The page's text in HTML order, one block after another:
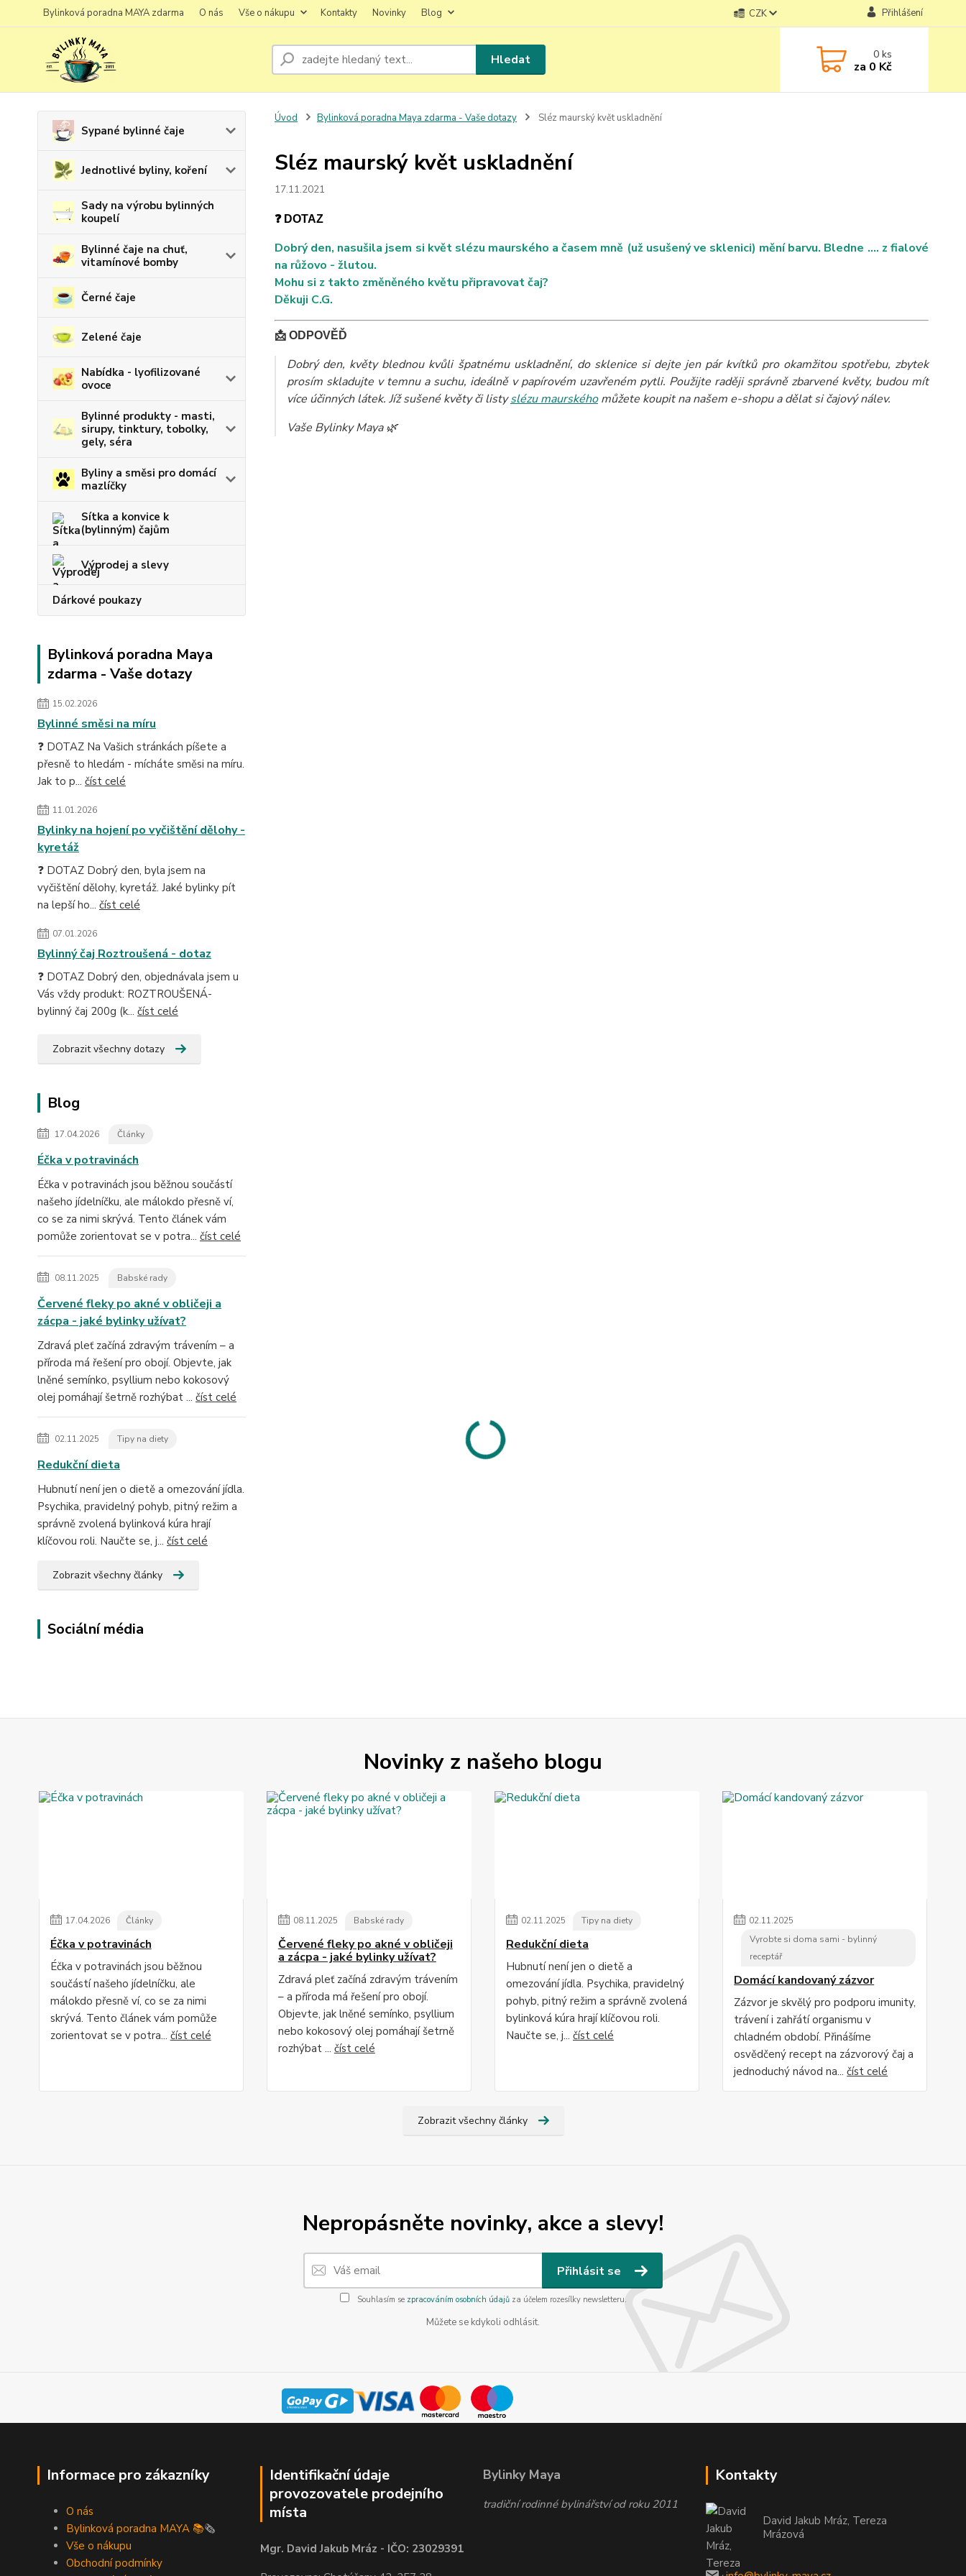
Bylinková poradna MAYA zdarma O nás Vše o nákupu Kontakty Novinky Blog CZK Přihlášení
Hledat 0ks
za 0 Kč
Sypané bylinné čaje
Jednotlivé byliny, koření
Sady na výrobu bylinných
koupelí
Bylinné čaje na chuť,
vitamínové bomby
Černé čaje
Zelené čaje
Nabídka - lyofilizované
ovoce
Bylinné produkty - masti,
sirupy, tinktury, tobolky,
gely, séra
Byliny a směsi pro domácí
mazlíčky
Sítka a konvice k
(bylinným) čajům
Výprodej a slevy
Dárkové poukazy
Bylinková poradna Maya
zdarma - Vaše dotazy
15.02.2026
Bylinné směsi na míru
❓ DOTAZ Na Vašich stránkách píšete a
přesně to hledám - mícháte směsi na míru.
Jak to p... číst celé
11.01.2026
Bylinky na hojení po vyčištění dělohy -
kyretáž
❓ DOTAZ Dobrý den, byla jsem na
vyčištění dělohy, kyretáž. Jaké bylinky pít
na lepší ho... číst celé
07.01.2026
Bylinný čaj Roztroušená - dotaz
❓ DOTAZ Dobrý den, objednávala jsem u
Vás vždy produkt: ROZTROUŠENÁ-
bylinný čaj 200g (k... číst celé
Zobrazit všechny dotazy
Blog
17.04.2026 Články
Éčka v potravinách
Éčka v potravinách jsou běžnou součástí
našeho jídelníčku, ale málokdo přesně ví,
co se za nimi skrývá. Tento článek vám
pomůže zorientovat se v potra... číst celé
08.11.2025 Babské rady
Červené fleky po akné v obličeji a
zácpa - jaké bylinky užívat?
Zdravá pleť začíná zdravým trávením – a
příroda má řešení pro obojí. Objevte, jak
lněné semínko, psyllium nebo kokosový
olej pomáhají šetrně rozhýbat ... číst celé
02.11.2025 Tipy na diety
Redukční dieta
Hubnutí není jen o dietě a omezování jídla.
Psychika, pravidelný pohyb, pitný režim a
správně zvolená bylinková kúra hrají
klíčovou roli. Naučte se, j... číst celé
Zobrazit všechny články
Sociální média
Úvod Bylinková poradna Maya zdarma - Vaše dotazy Sléz maurský květ uskladnění
Sléz maurský květ uskladnění
17.11.2021
❓ DOTAZ
Dobrý den, nasušila jsem si květ slézu maurského a časem mně (už usušený ve sklenici) mění barvu. Bledne .... z fialové
na růžovo - žlutou.
Mohu si z takto změněného květu připravovat čaj?
Děkuji C.G.
📩 ODPOVĚĎ
Dobrý den, květy blednou kvůli špatnému uskladnění, do sklenice si dejte jen pár kvítků pro okamžitou spotřebu, zbytek
prosím skladujte v temnu a suchu, ideálně v papírovém uzavřeném pytli. Použijte raději správně zbarvené květy, budou mít
více účinných látek. Jíž sušené květy či listyslézu maurskéhomůžete koupit na našem e-shopu a dělat si čajový nálev.
Vaše Bylinky Maya 🌿
Novinky z našeho blogu
17.04.2026 Články
Éčka v potravinách
Éčka v potravinách jsou běžnou
součástí našeho jídelníčku, ale
málokdo přesně ví, co se za nimi
skrývá. Tento článek vám pomůže
zorientovat se v potra... číst celé
08.11.2025 Babské rady
Červené fleky po akné v obličeji
a zácpa - jaké bylinky užívat?
Zdravá pleť začíná zdravým trávením
– a příroda má řešení pro obojí.
Objevte, jak lněné semínko, psyllium
nebo kokosový olej pomáhají šetrně
rozhýbat ... číst celé
02.11.2025 Tipy na diety
Redukční dieta
Hubnutí není jen o dietě a
omezování jídla. Psychika, pravidelný
pohyb, pitný režim a správně zvolená
bylinková kúra hrají klíčovou roli.
Naučte se, j... číst celé
02.11.2025
Vyrobte si doma sami - bylinný
receptář
Domácí kandovaný zázvor
Zázvor je skvělý pro podporu imunity,
trávení i zahřátí organismu v
chladném období. Přinášíme
osvědčený recept na zázvorový čaj a
jednoduchý návod na...číst celé
Zobrazit všechny články
Nepropásněte novinky, akce a slevy!
Přihlásit se
Souhlasím se zpracováním osobních údajůza účelem rozesílky newsletteru.
Můžete se kdykoli odhlásit.
Informace pro zákazníky
O nás
Bylinková poradna MAYA 📚🗞️
Vše o nákupu
Obchodní podmínky
Identifikační údaje
provozovatele prodejního
místa
Mgr. David Jakub Mráz - IČO: 23029391
Bylinky Maya
tradiční rodinné bylinářství od roku 2011
Kontakty
David Jakub Mráz, Tereza
Mrázová